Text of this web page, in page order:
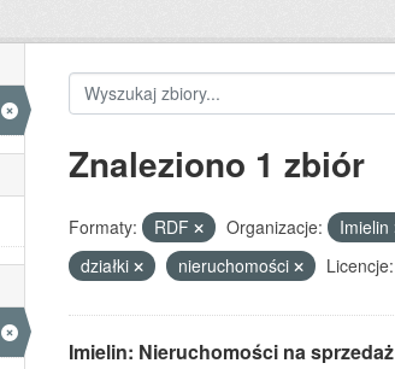
Znaleziono 1 zbiór
Formaty: RDF Organizacje: Imielin
działki
nieruchomości Licencje:
Imielin: Nieruchomości na sprzedaż